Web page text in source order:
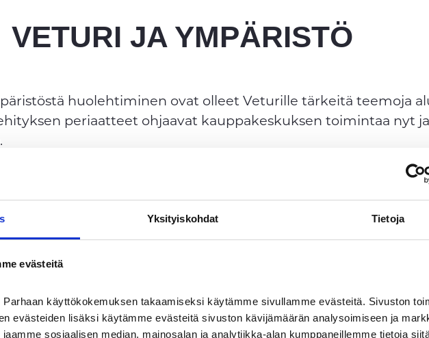
Yksityiskohdat Tietoja
evästeitä
Parhaan käyttökokemuksen takaamiseksi käytämme sivullamme evästeitä. Sivuston
evästeiden lisäksi käytämme evästeitä sivuston kävijämäärän analysoimiseen ja
sosiaalisen median, mainosalan ja analytiikka-alan kumppaneillemme tietoja
VETURI JA YMPÄRISTÖ
huolehtiminen ovat olleet Veturille tärkeitä teemoja
periaatteet ohjaavat kauppakeskuksen toimintaa nyt ja
on tekoja:
maasta
100 % ja lämmityksestä 70 % tuotetaan maalämmöllä